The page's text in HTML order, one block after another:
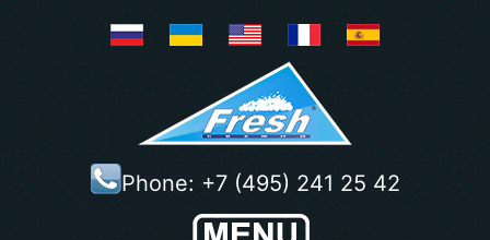
Show/Hide
Phone: +7 (495) 241 25 42